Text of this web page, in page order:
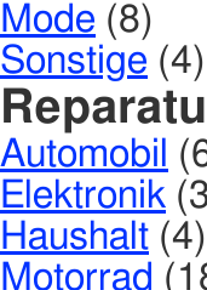
Mode (8)
Sonstige (4)
Automobil
Elektronik
Haushalt (4)
Motorrad